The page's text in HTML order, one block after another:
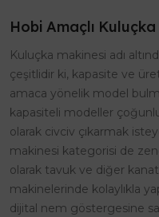
Hobi Amaçlı
Kuluçka makinesi adı
çeşitlidir ki, kapasite ve
amaca yönelik model
kapasiteli modeller
olarak civciv çıkarmak
makinesi kategorisi de
olarak tavuk ve diğer
makinelerinde kolaylıkla
dijital nem göstergesine